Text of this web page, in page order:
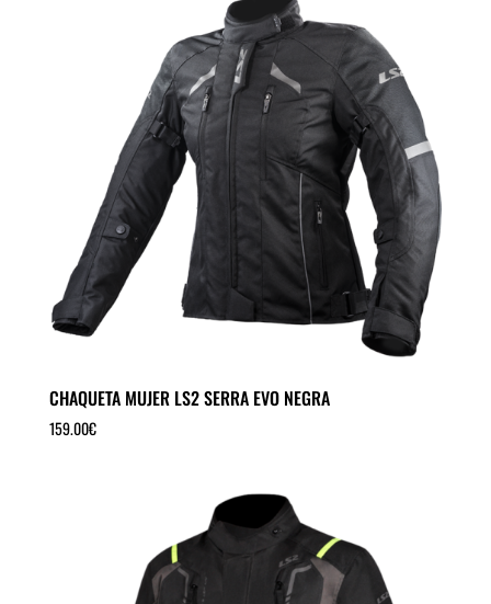
CHAQUETA MUJER LS2 SERRA EVO NEGRA
159.00€